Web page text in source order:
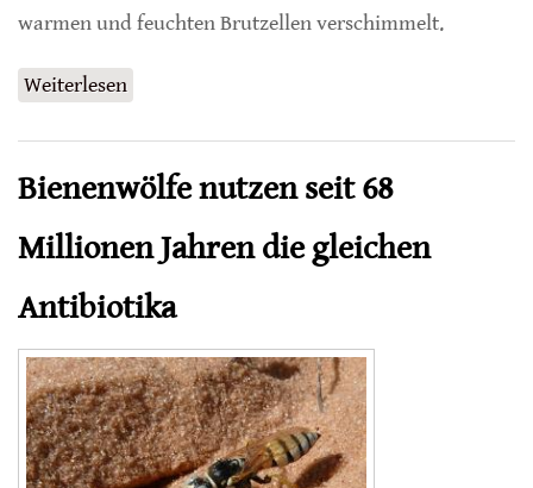
warmen und feuchten Brutzellen verschimmelt.
Weiterlesen
Bienenwölfe nutzen seit 68
Millionen Jahren die gleichen
Antibiotika